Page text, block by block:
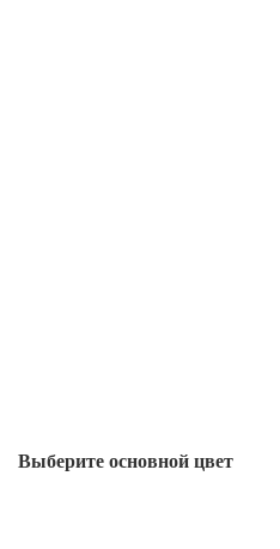
Выберите oсновной цвет